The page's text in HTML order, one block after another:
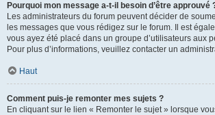
Pourquoi mon message a-t-il besoin d’être approuvé
Les administrateurs du forum peuvent décider de
les messages que vous rédigez sur le forum. Il est
vous ayez été placé dans un groupe d’utilisateurs aux
Pour plus d’informations, veuillez contacter un
Haut
Comment puis-je remonter mes sujets ?
En cliquant sur le lien « Remonter le sujet » lorsque